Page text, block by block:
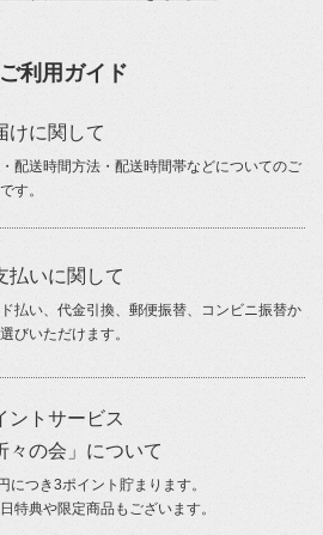
ご利用ガイド
けに関して
配送時間方法・配送時間帯などについてのご
す。
払いに関して
払い、代金引換、郵便振替、コンビニ振替か
びいただけます。
ントサービス
々の会」について
につき3ポイント貯まります。
特典や限定商品もございます。